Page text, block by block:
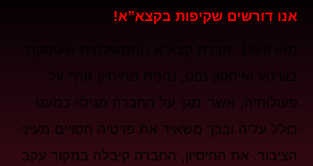
אנו דורשים שקיפות בקצא”א!
בשינוע ואיחסון נפט, נהנית מחיסיון גורף על
פעולותיה, אשר ‘מגן’ על החברה מגילוי כמעט
כולל עליה ובכך משאיר את פרטיה חסויים מעיני
הציבור. את החיסיון, החברה קיבלה במקור עקב